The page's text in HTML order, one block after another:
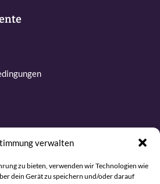
verwalten
zu bieten, verwenden wir Technologien wie
dein Gerät zu speichern und/oder darauf